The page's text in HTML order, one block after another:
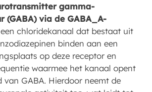
gamma-
(GABA) via de GABA_A-
chloridekanaal dat bestaat uit
binden aan een
op deze receptor en
waarmee het kanaal opent
van GABA. Hierdoor neemt de